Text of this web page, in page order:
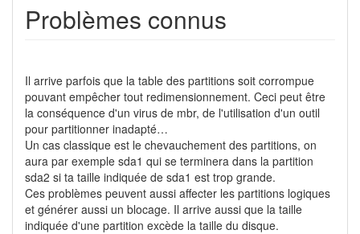
Problèmes connus
Il arrive parfois que la table des partitions soit corrompue
pouvant empêcher tout redimensionnement. Ceci peut être
la conséquence d'un virus de mbr, de l'utilisation d'un outil
pour partitionner inadapté…
Un cas classique est le chevauchement des partitions, on
aura par exemple sda1 qui se terminera dans la partition
sda2 si ta taille indiquée de sda1 est trop grande.
Ces problèmes peuvent aussi affecter les partitions logiques
et générer aussi un blocage. Il arrive aussi que la taille
indiquée d'une partition excède la taille du disque.